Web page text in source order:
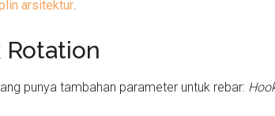
arsitektur.
Rotation
punya tambahan parameter untuk rebar: